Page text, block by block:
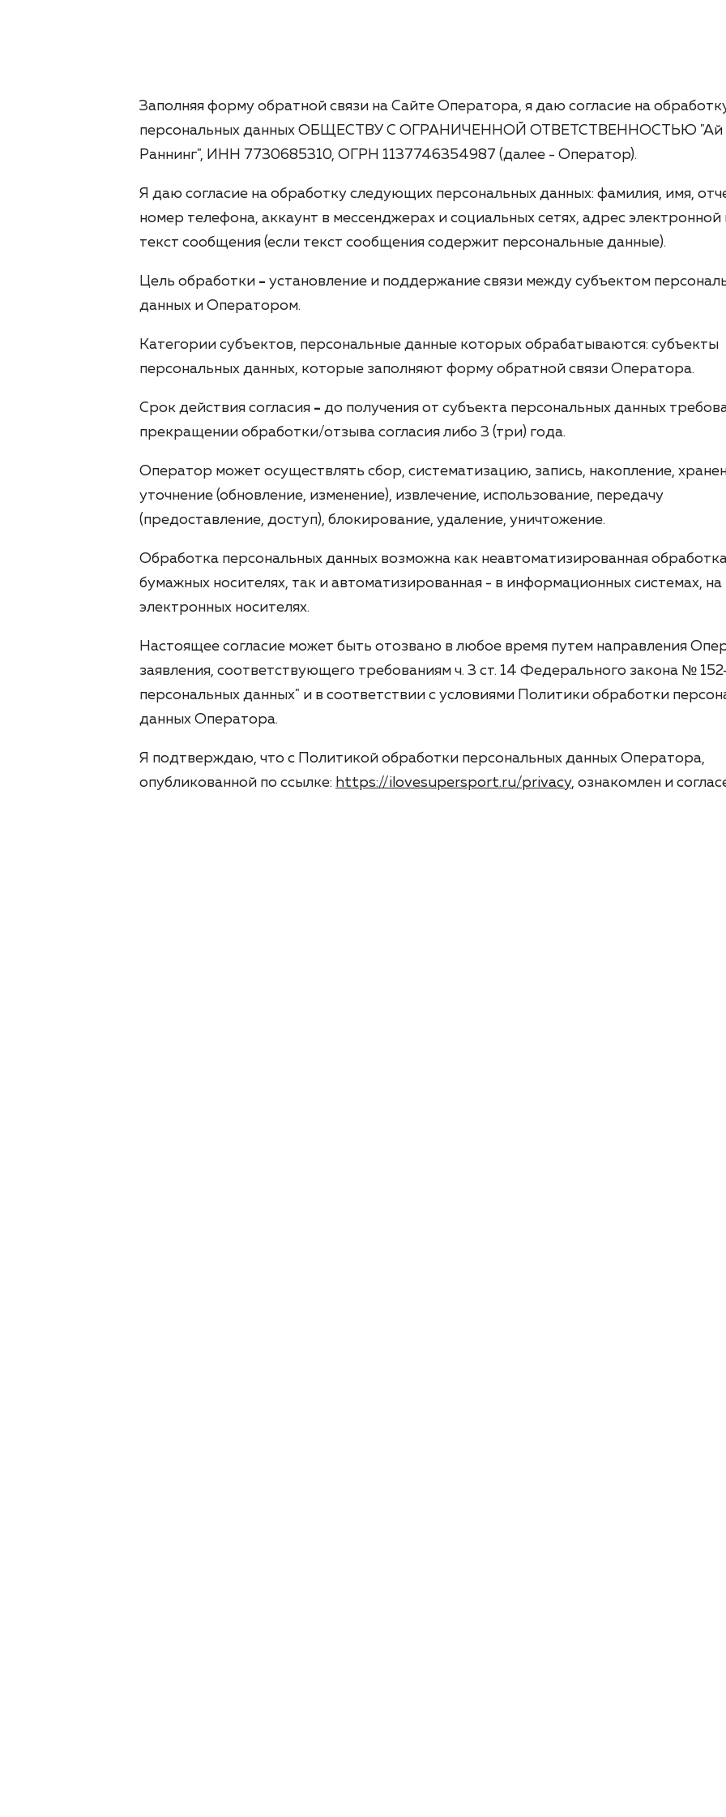
Заполняя форму обратной связи на Сайте Оператора, я даю согласие на
персональных данных ОБЩЕСТВУ С ОГРАНИЧЕННОЙ ОТВЕТСТВЕННОСТЬЮ "Ай
Раннинг", ИНН 7730685310, ОГРН 1137746354987 (далее - Оператор).
Я даю согласие на обработку следующих персональных данных: фамилия, имя,
номер телефона, аккаунт в мессенджерах и социальных сетях, адрес электронной
текст сообщения (если текст сообщения содержит персональные данные).
Цель обработки - установление и поддержание связи между субъектом
данных и Оператором.
Категории субъектов, персональные данные которых обрабатываются: субъекты
персональных данных, которые заполняют форму обратной связи Оператора.
Срок действия согласия - до получения от субъекта персональных данных
прекращении обработки/отзыва согласия либо 3 (три) года.
Оператор может осуществлять сбор, систематизацию, запись, накопление,
уточнение (обновление, изменение), извлечение, использование, передачу
(предоставление, доступ), блокирование, удаление, уничтожение.
Обработка персональных данных возможна как неавтоматизированная
бумажных носителях, так и автоматизированная - в информационных системах, на
электронных носителях.
Настоящее согласие может быть отозвано в любое время путем направления
заявления, соответствующего требованиям ч. 3 ст. 14 Федерального закона №
персональных данных" и в соответствии с условиями Политики обработки
данных Оператора.
Я подтверждаю, что с Политикой обработки персональных данных Оператора,
опубликованной по ссылке: https://ilovesupersport.ru/privacy, ознакомлен и